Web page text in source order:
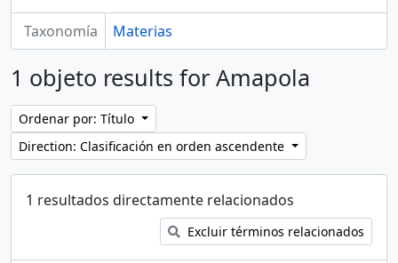
Taxonomía Materias
1 objeto results for Amapola
Ordenar por: Título
Direction: Clasificación en orden ascendente
1 resultados directamente relacionados
Excluir términos relacionados